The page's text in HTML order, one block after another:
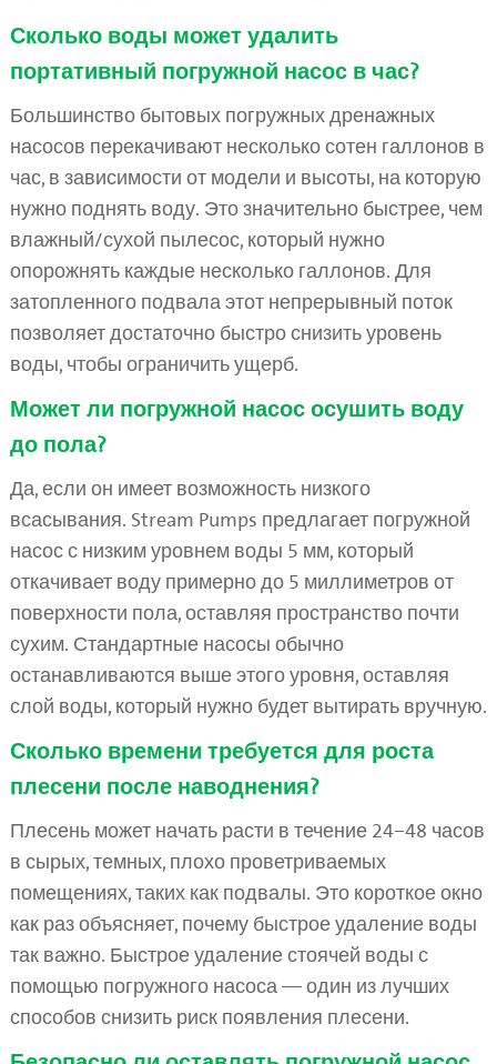
Сколько воды может удалить
портативный погружной насос в час?
Большинство бытовых погружных дренажных
насосов перекачивают несколько сотен галлонов в
час, в зависимости от модели и высоты, на которую
нужно поднять воду. Это значительно быстрее, чем
влажный/сухой пылесос, который нужно
опорожнять каждые несколько галлонов. Для
затопленного подвала этот непрерывный поток
позволяет достаточно быстро снизить уровень
воды, чтобы ограничить ущерб.
Может ли погружной насос осушить воду
до пола?
Да, если он имеет возможность низкого
всасывания. Stream Pumps предлагает погружной
насос с низким уровнем воды 5 мм, который
откачивает воду примерно до 5 миллиметров от
поверхности пола, оставляя пространство почти
сухим. Стандартные насосы обычно
останавливаются выше этого уровня, оставляя
слой воды, который нужно будет вытирать вручную.
Сколько времени требуется для роста
плесени после наводнения?
Плесень может начать расти в течение 24–48 часов
в сырых, темных, плохо проветриваемых
помещениях, таких как подвалы. Это короткое окно
как раз объясняет, почему быстрое удаление воды
так важно. Быстрое удаление стоячей воды с
помощью погружного насоса — один из лучших
способов снизить риск появления плесени.